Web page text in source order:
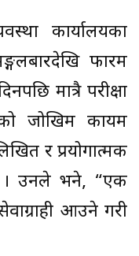
कार्यालयका
फारम
मात्रै परीक्षा
जोखिम कायम
र प्रयोगात्मक
। उनले भने, “एक
आउने गरी